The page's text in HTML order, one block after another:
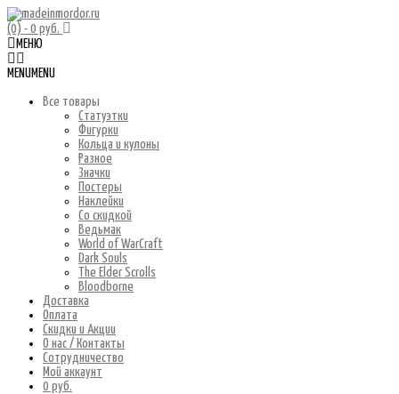
(0) - 0 руб.
МЕНЮ
MENU MENU
Все товары
Статуэтки
Фигурки
Кольца и кулоны
Разное
Значки
Постеры
Наклейки
Со скидкой
Ведьмак
World of WarCraft
Dark Souls
The Elder Scrolls
Bloodborne
Доставка
Оплата
Скидки и Акции
О нас / Контакты
Сотрудничество
Мой аккаунт
0 руб.